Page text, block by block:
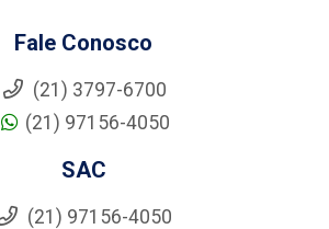
Fale Conosco
(21) 3797-6700
(21) 97156-4050
SAC
(21) 97156-4050